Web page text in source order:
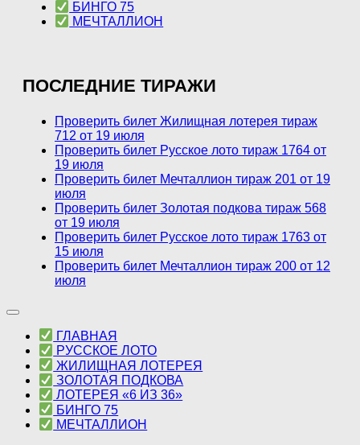
БИНГО 75
МЕЧТАЛЛИОН
ПОСЛЕДНИЕ ТИРАЖИ
Проверить билет Жилищная лотерея тираж
712 от 19 июля
Проверить билет Русское лото тираж 1764 от
19 июля
Проверить билет Мечталлион тираж 201 от 19
июля
Проверить билет Золотая подкова тираж 568
от 19 июля
Проверить билет Русское лото тираж 1763 от
15 июля
Проверить билет Мечталлион тираж 200 от 12
июля
ГЛАВНАЯ
РУССКОЕ ЛОТО
ЖИЛИЩНАЯ ЛОТЕРЕЯ
ЗОЛОТАЯ ПОДКОВА
ЛОТЕРЕЯ «6 ИЗ 36»
БИНГО 75
МЕЧТАЛЛИОН